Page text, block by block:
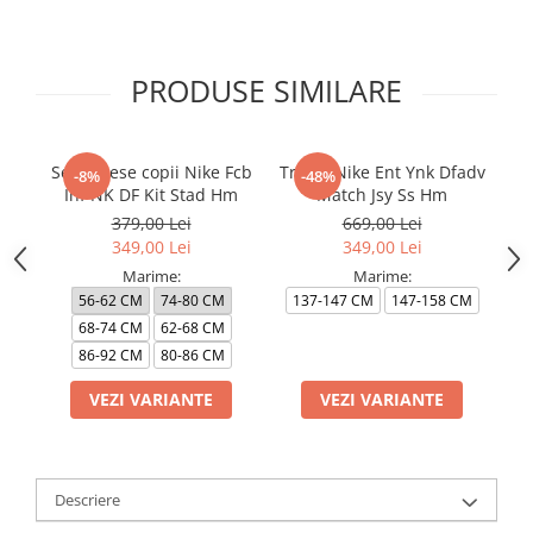
PRODUSE SIMILARE
-8%
Set 3 Piese copii Nike Fcb
Inf NK DF Kit Stad Hm
379,00 Lei
349,00 Lei
Marime:
56-62 CM
74-80 CM
68-74 CM
62-68 CM
86-92 CM
80-86 CM
VEZI VARIANTE
-48%
Tricou Nike Ent Ynk Dfadv
Match Jsy Ss Hm
669,00 Lei
349,00 Lei
Marime:
137-147 CM 147-158 CM
VEZI VARIANTE
Descriere